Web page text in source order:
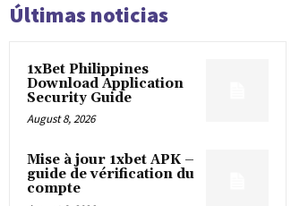
Últimas noticias
1xBet Philippines
Download Application
Security Guide
August 8, 2026
Mise à jour 1xbet APK –
guide de vérification du
compte